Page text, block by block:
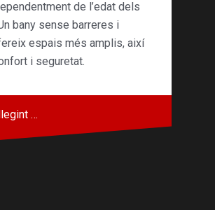
de l’edat dels
bany sense barreres i
espais més amplis, així
i seguretat.
…